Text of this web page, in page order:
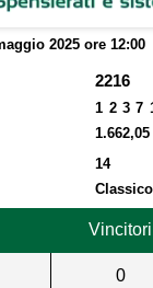
2025 ore 12:00
2216
1 2 3 7
1.662,05
14
Classico
Vincitori
0